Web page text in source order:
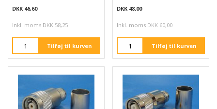
DKK 46,60
Inkl. moms DKK 58,25
Tilføj til kurven
DKK 48,00
Inkl. moms DKK 60,00
Tilføj til kurven